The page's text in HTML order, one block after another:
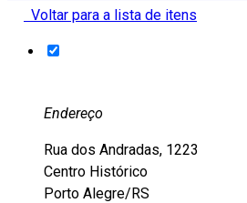
Voltar para a lista de itens
Endereço
Rua dos Andradas, 1223
Centro Histórico
Porto Alegre/RS